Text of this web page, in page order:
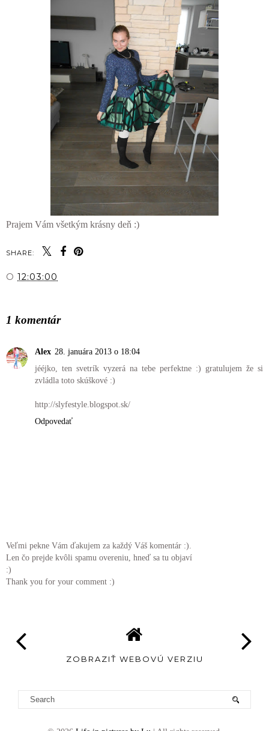
Prajem Vám všetkým krásny deň :)
SHARE:
O 12:03:00
1 komentár
Alex 28. januára 2013 o 18:04
jééjko, ten svetrík vyzerá na tebe perfektne :) gratulujem že si
zvládla toto skúškové :)
http://slyfestyle.blogspot.sk/
Odpovedať
Veľmi pekne Vám ďakujem za každý Váš komentár :).
Len čo prejde kvôli spamu overeniu, hneď sa tu objaví
:)
Thank you for your comment :)
ZOBRAZIŤ WEBOVÚ VERZIU